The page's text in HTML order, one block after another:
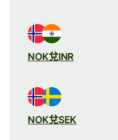
NOK兌INR
NOK兌SEK